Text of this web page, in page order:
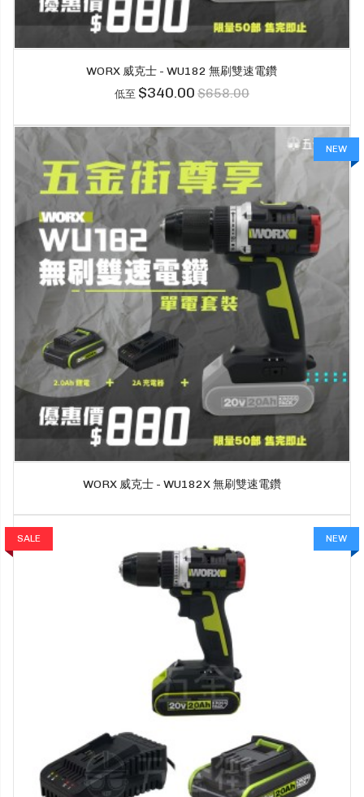
WORX 威克士 - WU182 無刷雙速電鑽
低至 $340.00 $658.00
NEW
WORX 威克士 - WU182X 無刷雙速電鑽
SALE NEW